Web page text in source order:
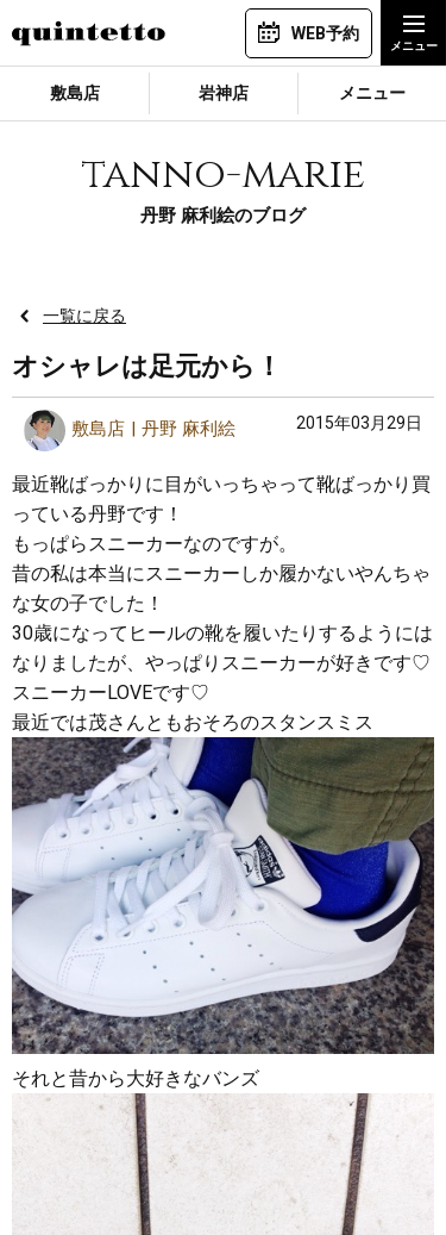
WEB予約
敷島店 岩神店 メニュー
tanno-marie
丹野 麻利絵のブログ
一覧に戻る
オシャレは足元から！
敷島店 丹野 麻利絵 2015年03月29日
最近靴ばっかりに目がいっちゃって靴ばっかり買
っている丹野です！
もっぱらスニーカーなのですが。
昔の私は本当にスニーカーしか履かないやんちゃ
な女の子でした！
30歳になってヒールの靴を履いたりするようには
なりましたが、やっぱりスニーカーが好きです♡
スニーカーLOVEです♡
最近では茂さんともおそろのスタンスミス
それと昔から大好きなバンズ